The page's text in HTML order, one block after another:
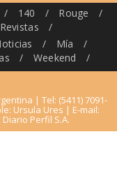
/ 140 / Rouge
/
Revistas
/
/ Mía
/
/ Weekend /
| Tel: (5411) 7091-
Ursula Ures | E-mail:
Perfil S.A.